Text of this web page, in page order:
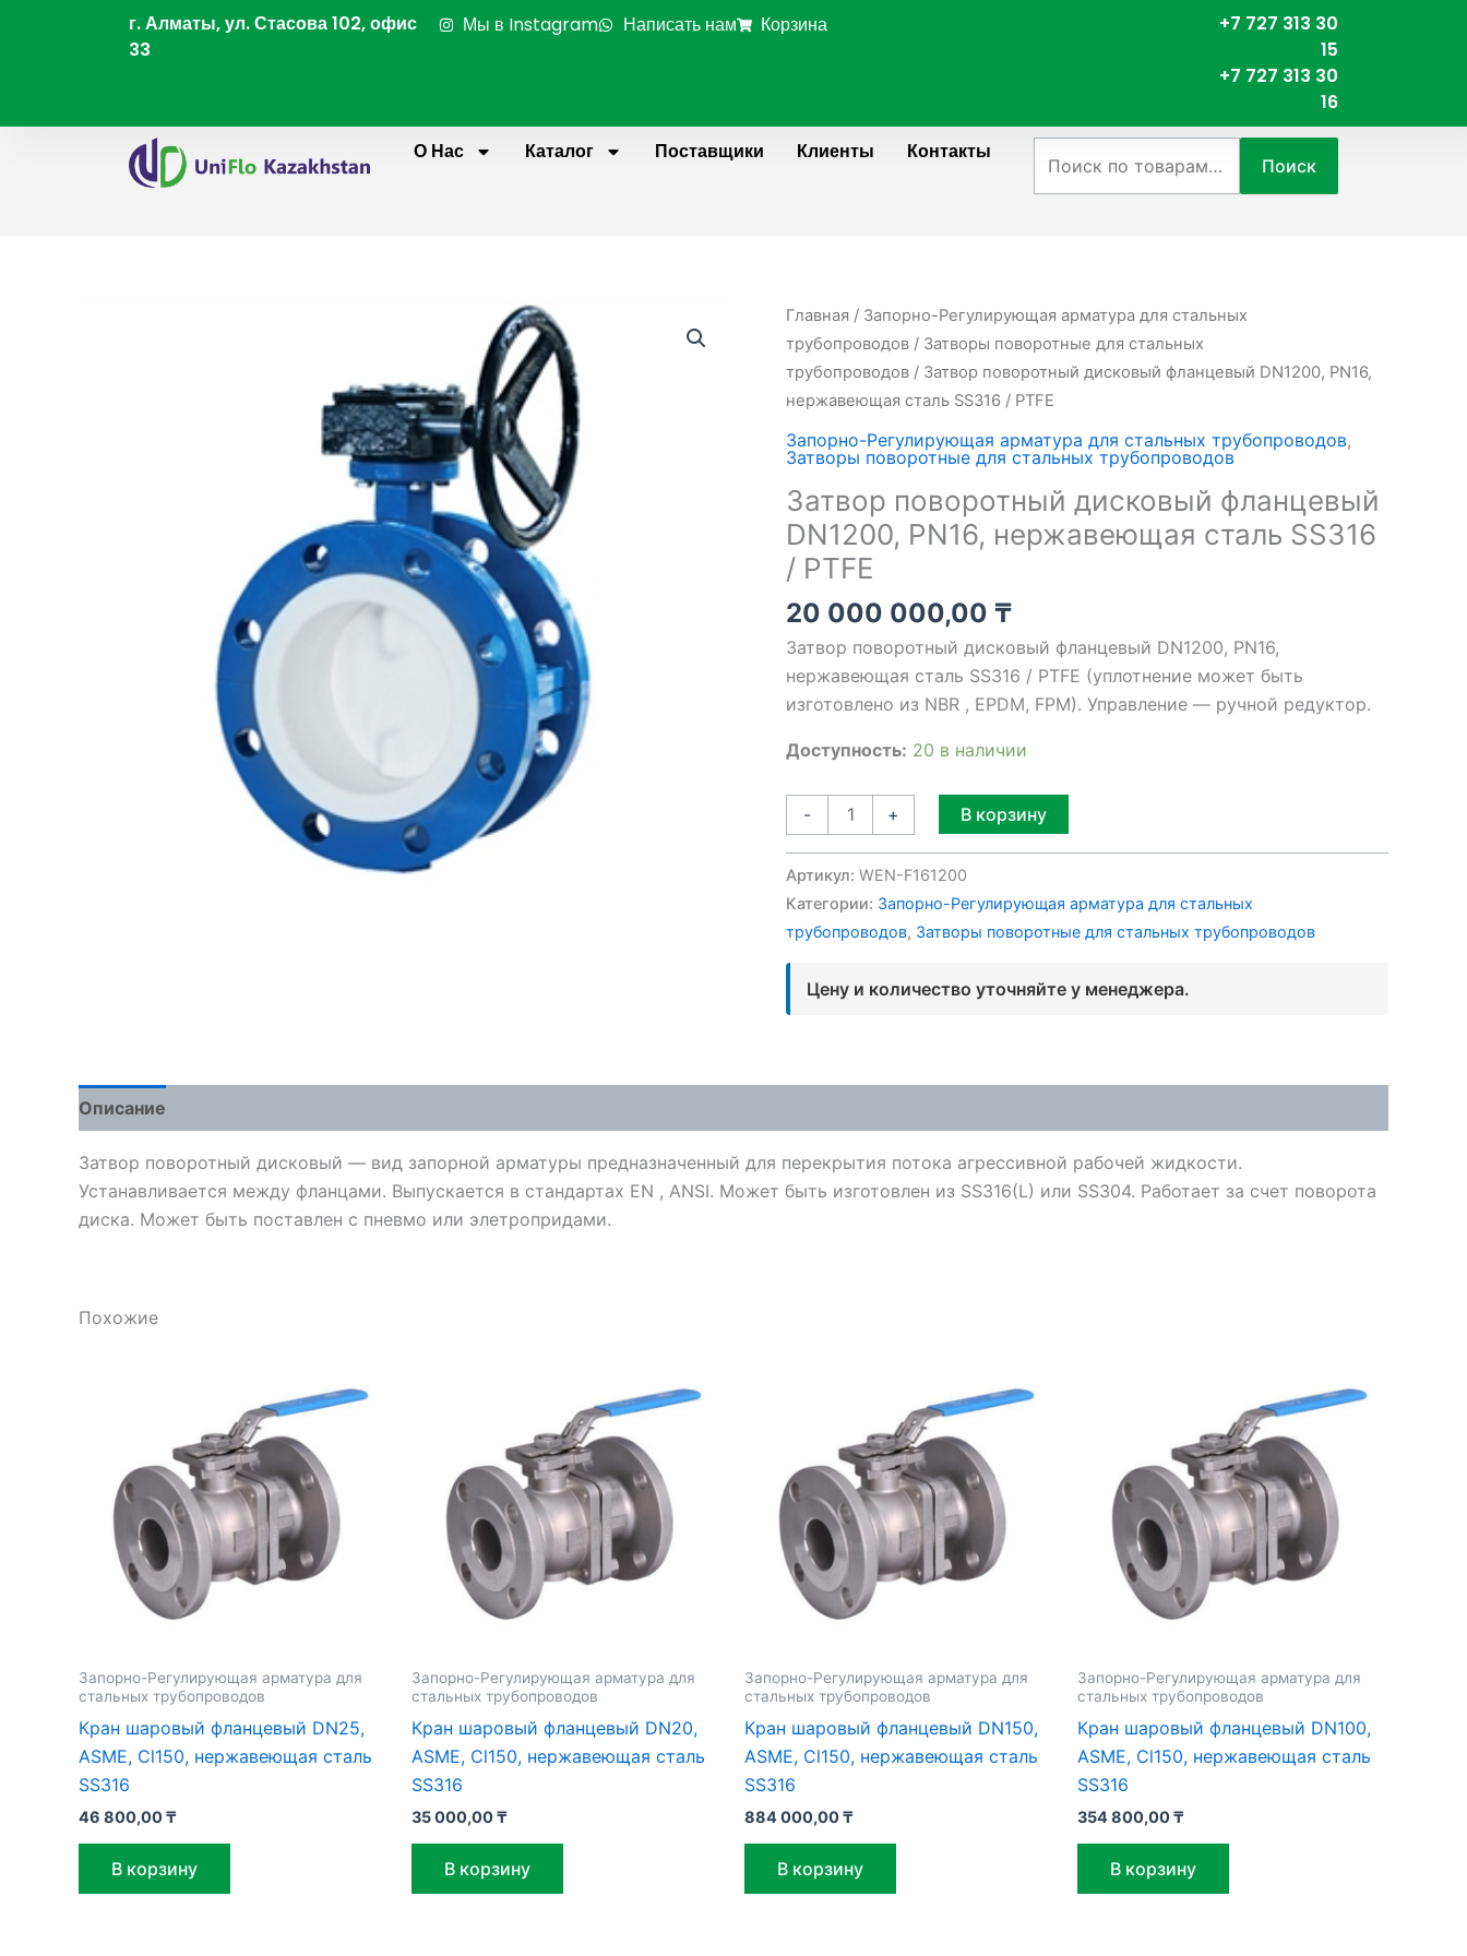
г. Алматы, ул. Стасова 102, офис
33
Мы в Instagram Написать нам Корзина
+7 727 313 30
15
+7 727 313 30
16
О Нас
Каталог Поставщики Клиенты Контакты
Поиск
Главная / Запорно-Регулирующая арматура для стальных
трубопроводов / Затворы поворотные для стальных
трубопроводов / Затвор поворотный дисковый фланцевый DN1200, PN16,
нержавеющая сталь SS316 / PTFE
Запорно-Регулирующая арматура для стальных трубопроводов,
Затворы поворотные для стальных трубопроводов
Затвор поворотный дисковый фланцевый
DN1200, PN16, нержавеющая сталь SS316
/ PTFE
20 000 000,00 ₸
Затвор поворотный дисковый фланцевый DN1200, PN16,
нержавеющая сталь SS316 / PTFE (уплотнение может быть
изготовлено из NBR , EPDM, FPM). Управление — ручной редуктор.
Доступность: 20 в наличии
-
Количество
товара
Затвор
поворотный
дисковый
фланцевый
DN1200,
PN16,
нержавеющая
сталь
SS316
/
PTFE
+ В корзину
Артикул: WEN-F161200
Категории: Запорно-Регулирующая арматура для стальных
трубопроводов, Затворы поворотные для стальных трубопроводов
Цену и количество уточняйте у менеджера.
Описание
Затвор поворотный дисковый — вид запорной арматуры предназначенный для перекрытия потока агрессивной рабочей жидкости.
Устанавливается между фланцами. Выпускается в стандартах EN , ANSI. Может быть изготовлен из SS316(L) или SS304. Работает за счет поворота
диска. Может быть поставлен с пневмо или элетропридами.
Похожие
Запорно-Регулирующая арматура для
стальных трубопроводов
Кран шаровый фланцевый DN25,
ASME, Cl150, нержавеющая сталь
SS316
46 800,00₸
В корзину
Запорно-Регулирующая арматура для
стальных трубопроводов
Кран шаровый фланцевый DN20,
ASME, Cl150, нержавеющая сталь
SS316
35 000,00₸
В корзину
Запорно-Регулирующая арматура для
стальных трубопроводов
Кран шаровый фланцевый DN150,
ASME, Cl150, нержавеющая сталь
SS316
884 000,00₸
В корзину
Запорно-Регулирующая арматура для
стальных трубопроводов
Кран шаровый фланцевый DN100,
ASME, Cl150, нержавеющая сталь
SS316
354 800,00₸
В корзину